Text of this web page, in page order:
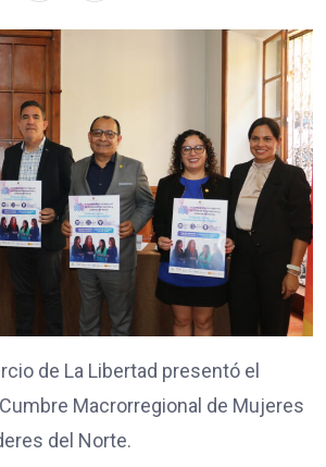
de La Libertad presentó el
Macrorregional de Mujeres
del Norte.